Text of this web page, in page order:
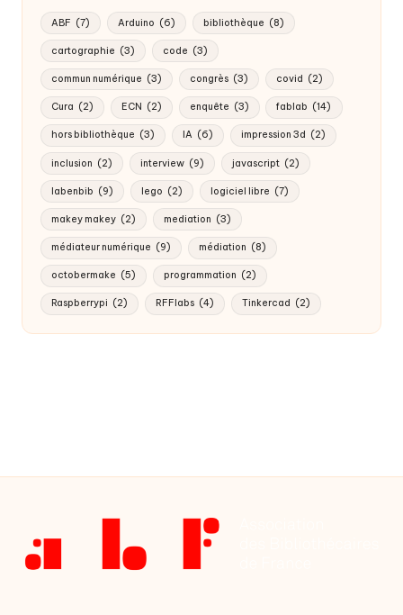
ABF (7) Arduino (6) bibliothèque (8)
cartographie (3) code (3)
commun numérique (3) congrès (3) covid (2)
Cura (2) ECN (2) enquête (3) fablab (14)
hors bibliothèque (3) IA (6) impression 3d (2)
inclusion (2) interview (9) javascript (2)
labenbib (9) lego (2) logiciel libre (7)
makey makey (2) mediation (3)
médiateur numérique (9) médiation (8)
octobermake (5) programmation (2)
Raspberrypi (2) RFFlabs (4) Tinkercad (2)